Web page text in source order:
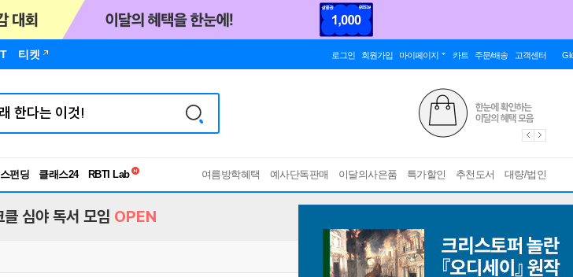
티켓 로그인 회원가입 마이페이지 카트 주문/배송 고객센터
펀딩 클래스24
독서유형검사
여름방학혜택 예사단독판매 이달의사은품 특가할인 추천도서 대량/법인
클 심야 독서 모임 OPEN